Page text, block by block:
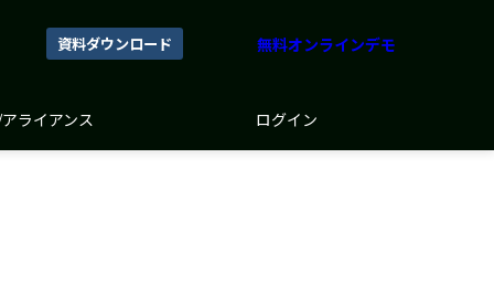
資料ダウンロード 無料オンラインデモ
ライアンス ログイン